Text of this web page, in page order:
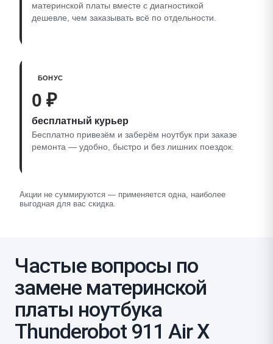
материнской платы вместе с диагностикой
дешевле, чем заказывать всё по отдельности.
БОНУС
0 ₽
бесплатный курьер
Бесплатно привезём и заберём ноутбук при заказе
ремонта — удобно, быстро и без лишних поездок.
Акции не суммируются — применяется одна, наиболее
выгодная для вас скидка.
Частые вопросы по
замене материнской
платы ноутбука
Thunderobot 911 Air X